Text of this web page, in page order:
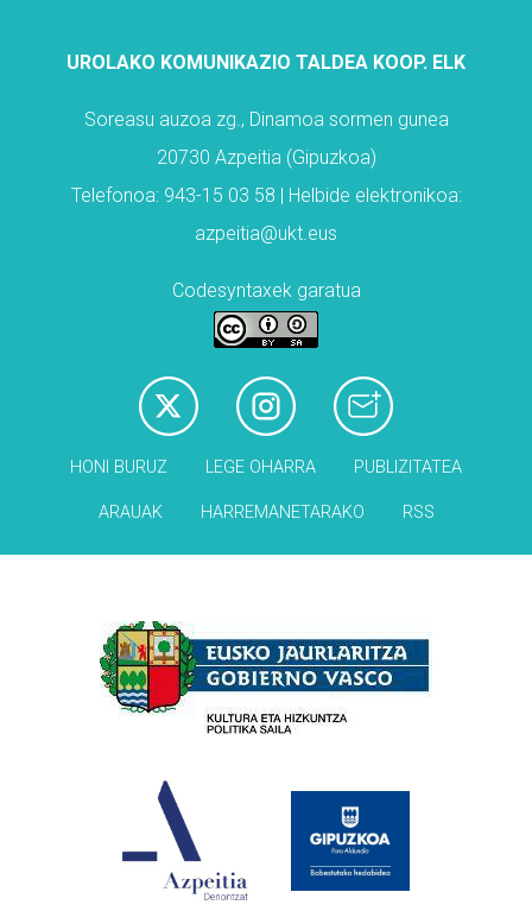
UROLAKO KOMUNIKAZIO TALDEA KOOP. ELK
Soreasu auzoa zg., Dinamoa sormen gunea
20730 Azpeitia (Gipuzkoa)
Telefonoa: 943-15 03 58 | Helbide elektronikoa:
azpeitia@ukt.eus
Codesyntaxek garatua
HONI BURUZ LEGE OHARRA PUBLIZITATEA
ARAUAK HARREMANETARAKO RSS